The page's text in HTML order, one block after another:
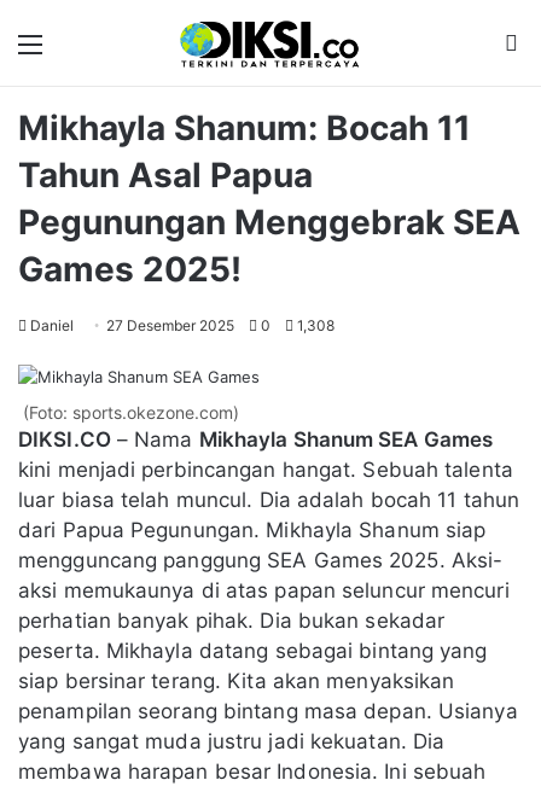
Mikhayla Shanum: Bocah 11
Tahun Asal Papua
Pegunungan Menggebrak SEA
Games 2025!
Daniel 27 Desember 2025 0 1,308
(Foto: sports.okezone.com)
DIKSI.CO– Nama Mikhayla Shanum SEA Games
kini menjadi perbincangan hangat. Sebuah talenta
luar biasa telah muncul. Dia adalah bocah 11 tahun
dari Papua Pegunungan. Mikhayla Shanum siap
mengguncang panggung SEA Games 2025. Aksi-
aksi memukaunya di atas papan seluncur mencuri
perhatian banyak pihak. Dia bukan sekadar
peserta. Mikhayla datang sebagai bintang yang
siap bersinar terang. Kita akan menyaksikan
penampilan seorang bintang masa depan. Usianya
yang sangat muda justru jadi kekuatan. Dia
membawa harapan besar Indonesia. Ini sebuah